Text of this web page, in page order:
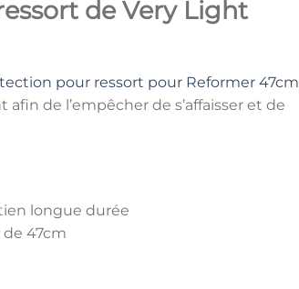
de Very Light
pour ressort pour Reformer 47cm
de l’empêcher de s’affaisser et de
longue durée
47cm